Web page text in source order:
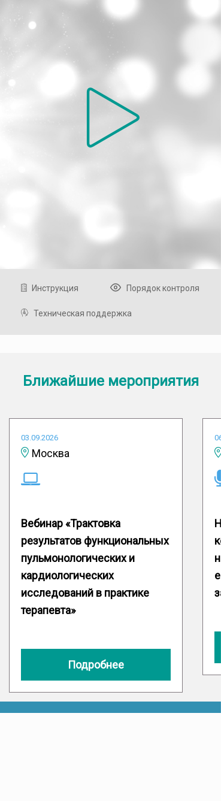
Инструкция Порядок контроля
Техническая поддержка
Ближайшие мероприятия
03.09.2026
Москва
Вебинар «Трактовка
результатов функциональных
пульмонологических и
кардиологических
исследований в практике
терапевта»
Подробнее